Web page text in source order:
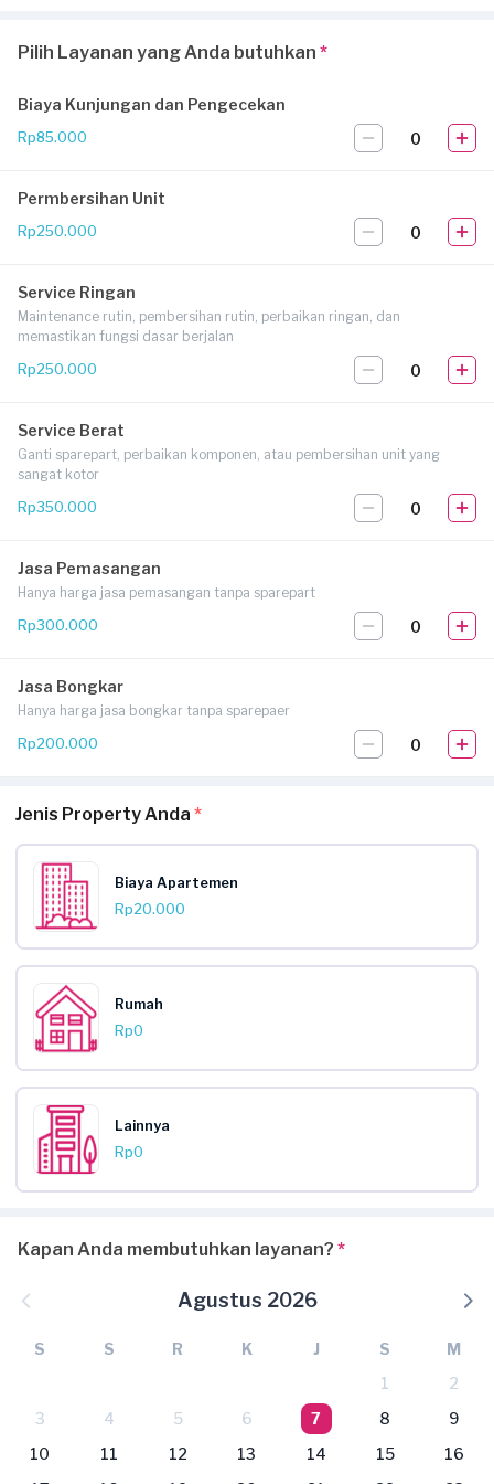
Pilih Layanan yang Anda butuhkan *
Biaya Kunjungan dan Pengecekan
Rp85.000 0
Permbersihan Unit
Rp250.000 0
Service Ringan
Maintenance rutin, pembersihan rutin, perbaikan ringan, dan
memastikan fungsi dasar berjalan
Rp250.000
0
Service Berat
Ganti sparepart, perbaikan komponen, atau pembersihan unit yang
sangat kotor
Rp350.000
0
Jasa Pemasangan
Hanya harga jasa pemasangan tanpa sparepart
Rp300.000
0
Jasa Bongkar
Hanya harga jasa bongkar tanpa sparepaer
Rp200.000
0
Jenis Property Anda *
Biaya Apartemen
Rp20.000
Rumah
Rp0
Lainnya
Rp0
Kapan Anda membutuhkan layanan? *
Agustus 2026
S S R K J S
M
1
2
3
4 5 6 7 8
9
10
11 12 13 14 15
16